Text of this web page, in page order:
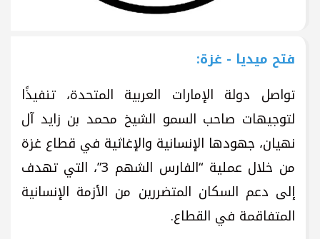
فتح ميديا - غزة:
تواصل دولة الإمارات العربية المتحدة، تنفيذًا
لتوجيهات صاحب السمو الشيخ محمد بن زايد آل
نهيان، جهودها الإنسانية والإغاثية في قطاع غزة
من خلال عملية “الفارس الشهم 3”، التي تهدف
إلى دعم السكان المتضررين من الأزمة الإنسانية
المتفاقمة في القطاع.